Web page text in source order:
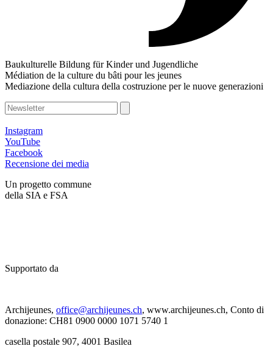
Baukulturelle Bildung für Kinder und Jugendliche
Médiation de la culture du bâti pour les jeunes
Mediazione della cultura della costruzione per le nuove generazioni
Instagram
YouTube
Facebook
Recensione dei media
Un progetto commune
della SIA e FSA
Supportato da
Archijeunes, office@archijeunes.ch, www.archijeunes.ch, Conto di
donazione: CH81 0900 0000 1071 5740 1
casella postale 907, 4001 Basilea